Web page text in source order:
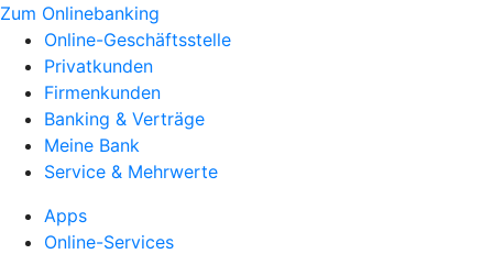
Zum Onlinebanking
Online-Geschäftsstelle
Privatkunden
Firmenkunden
Banking & Verträge
Meine Bank
Service & Mehrwerte
Apps
Online-Services